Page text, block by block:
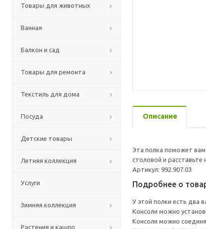
Товары для животных
Ванная
Балкон и сад
Товары для ремонта
Текстиль для дома
Посуда
Детские товары
Летняя коллекция
Услуги
Зимняя коллекция
Растения и кашпо
Описание
Эта полка поможет вам
столовой и
Артикул: 992.907.03
Подробнее о
У этой полки есть два
Консоли можно
Консоли можно